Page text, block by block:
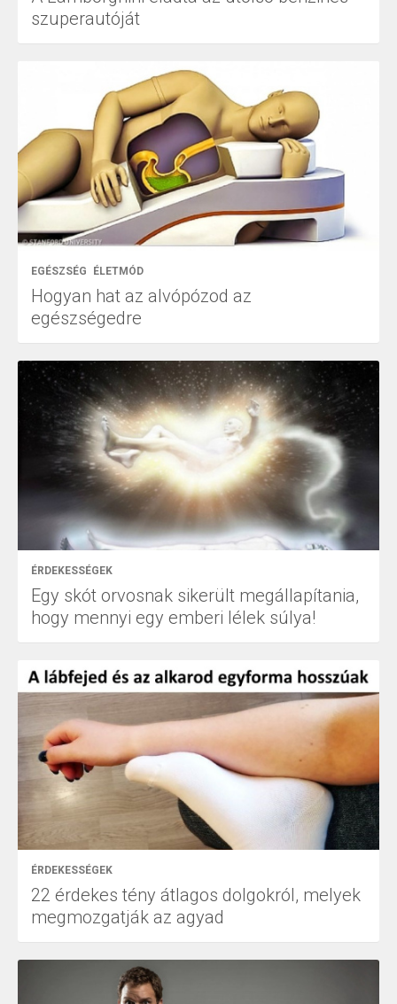
szuperautóját
EGÉSZSÉG ÉLETMÓD
Hogyan hat az alvópózod az
egészségedre
ÉRDEKESSÉGEK
Egy skót orvosnak sikerült megállapítania,
hogy mennyi egy emberi lélek súlya!
ÉRDEKESSÉGEK
22 érdekes tény átlagos dolgokról, melyek
megmozgatják az agyad